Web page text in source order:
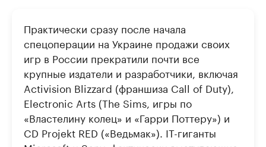
Практически сразу после начала
спецоперации на Украине продажи своих
игр в России прекратили почти все
крупные издатели и разработчики, включая
Activision Blizzard (франшиза Call of Duty),
Electronic Arts (The Sims, игры по
«Властелину колец» и «Гарри Поттеру») и
CD Projekt RED («Ведьмак»). IT-гиганты